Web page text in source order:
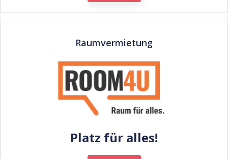
Raumvermietung
Platz für alles!